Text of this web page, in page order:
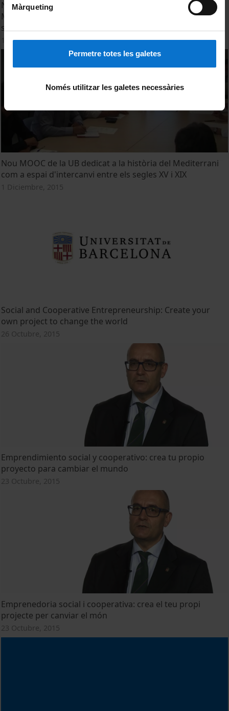
Màrqueting
Permetre totes les galetes
Només utilitzar les galetes necessàries
Nuevo MOOC de la UB dedicado a la historia del
Mediterráneo como espacio de intercambio entre los
siglos XV y XIX
1 Diciembre, 2015
Nou MOOC de la UB dedicat a la història del Mediterrani
com a espai d'intercanvi entre els segles XV i XIX
1 Diciembre, 2015
Social and Cooperative Entrepreneurship: Create your
own project to change the world
26 Octubre, 2015
Emprendimiento social y cooperativo: crea tu propio
proyecto para cambiar el mundo
23 Octubre, 2015
Emprenedoria social i cooperativa: crea el teu propi
projecte per canviar el món
23 Octubre, 2015